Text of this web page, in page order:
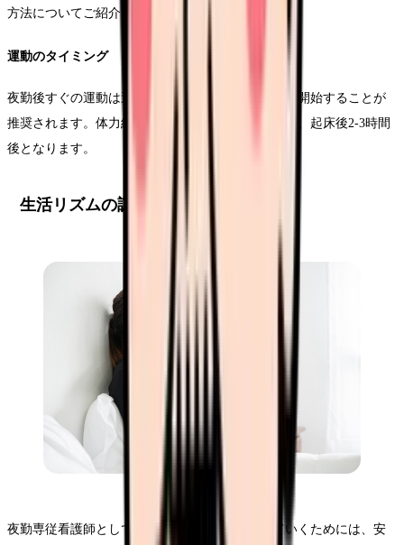
方法についてご紹介します。
運動のタイミング
夜勤後すぐの運動は避け、十分な休息を取ってから開始することが
推奨されます。体力維持のための最適な運動時間は、起床後2-3時間
後となります。
生活リズムの調整
夜勤専従看護師として継続的にキャリアを築いていくためには、安